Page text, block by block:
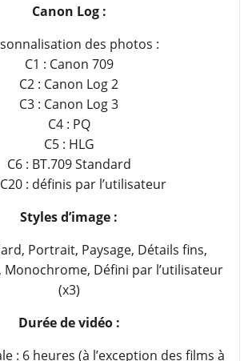
Canon Log :
des photos :
C1 : Canon 709
C2 : Canon Log 2
C3 : Canon Log 3
C4 : PQ
C5 : HLG
C6 : BT.709 Standard
: définis par l’utilisateur
Styles d’image :
Portrait, Paysage, Détails fins,
Monochrome, Défini par l’utilisateur
(x3)
Durée de vidéo :
: 6 heures (à l’exception des films à